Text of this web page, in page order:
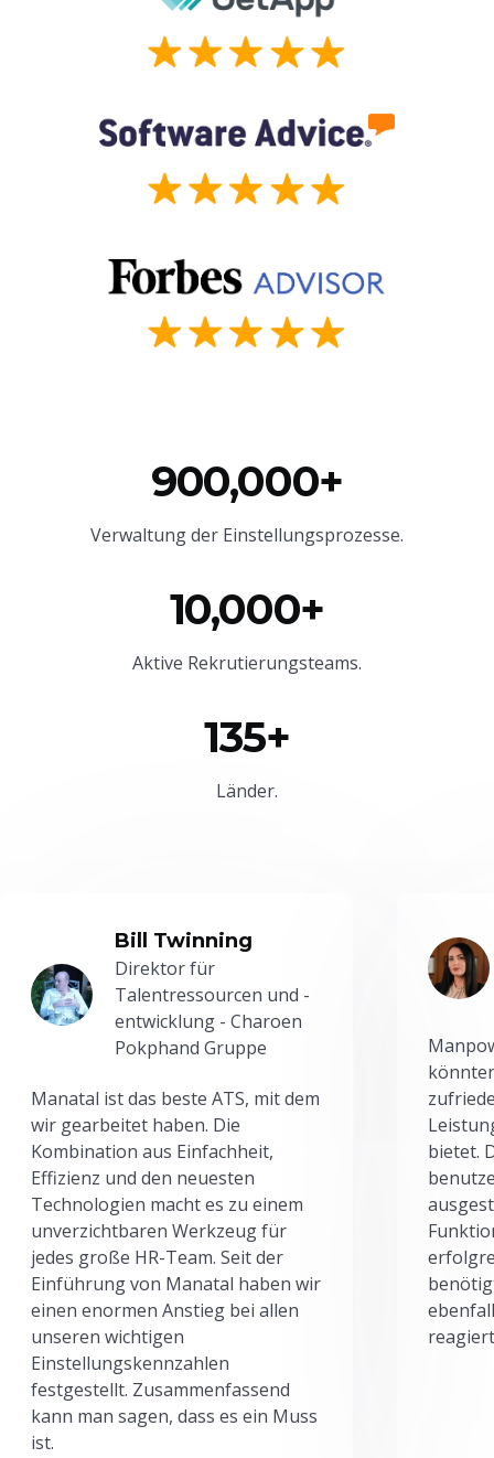
900,000+
Verwaltung der Einstellungsprozesse.
10,000+
Aktive Rekrutierungsteams.
135+
Länder.
Bill Twinning
Direktor für
Talentressourcen und -
entwicklung - Charoen
Pokphand Gruppe
Manatal ist das beste ATS, mit dem
wir gearbeitet haben. Die
Kombination aus Einfachheit,
Effizienz und den neuesten
Technologien macht es zu einem
unverzichtbaren Werkzeug für
jedes große HR-Team. Seit der
Einführung von Manatal haben wir
einen enormen Anstieg bei allen
unseren wichtigen
Einstellungskennzahlen
festgestellt. Zusammenfassend
kann man sagen, dass es ein Muss
ist.
bietet.